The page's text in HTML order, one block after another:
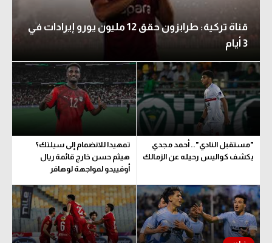
قناة تركية: طرابزون حقق 12 مليون يورو إيرادات في
3 أيام
"مستقبل النادي".. أحمد مجدي
يكشف كواليس رحيله عن الزمالك
تمهيدا للانضمام إلى سيلتك؟
هيثم حسن خارج قائمة ريال
أوفييدو لمواجهة لوهافر